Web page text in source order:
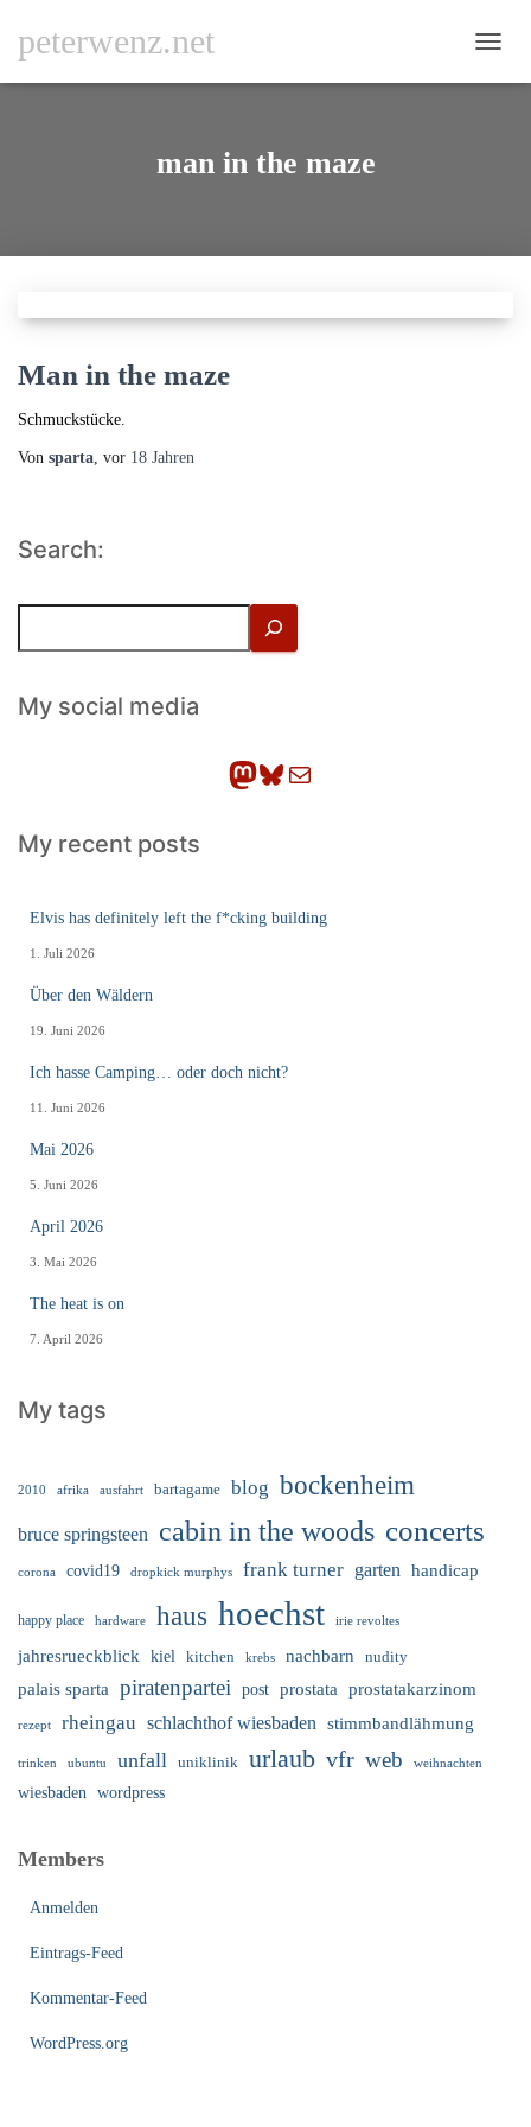
peterwenz.net
man in the maze
Man in the maze
Schmuckstücke.
Von sparta, vor 18 Jahren
Search:
h
eMy social media
Mastodon Bluesky E-Mail
My recent posts
Elvis has definitely left the f*cking building
1. Juli 2026
Über den Wäldern
19. Juni 2026
Ich hasse Camping… oder doch nicht?
11. Juni 2026
Mai 2026
5. Juni 2026
April 2026
3. Mai 2026
The heat is on
7. April 2026
My tags
2010 afrika ausfahrt bartagame blog bockenheim
bruce springsteen cabin in the woods concerts
corona covid19 dropkick murphys frank turner garten handicap
happy place hardware haus hoechst irie revoltes
jahresrueckblick kiel kitchen krebs nachbarn nudity
palais sparta piratenpartei post prostata prostatakarzinom
rezept rheingau schlachthof wiesbaden stimmbandlähmung
trinken ubuntu unfall uniklinik urlaub vfr web weihnachten
wiesbaden wordpress
Members
Anmelden
Eintrags-Feed
Kommentar-Feed
WordPress.org